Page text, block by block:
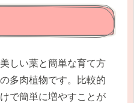
しい葉と簡単な育て方
多肉植物です。比較的
で簡単に増やすことが